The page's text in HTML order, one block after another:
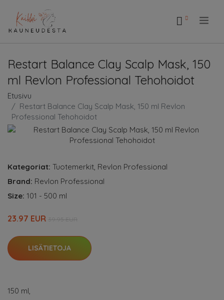
Restart Balance Clay Scalp Mask, 150
ml Revlon Professional Tehohoidot
Etusivu
Restart Balance Clay Scalp Mask, 150 ml Revlon
Professional Tehohoidot
Kategoriat: Tuotemerkit, Revlon Professional
Brand: Revlon Professional
Size: 101 - 500 ml
23.97 EUR
LISÄTIETOJA
150 ml,